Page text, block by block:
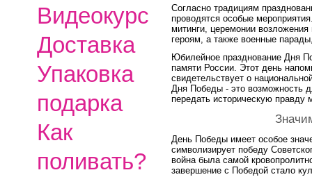
Видеокурс
Доставка
Упаковка
подарка
Как
поливать?
Согласно традициям
проводятся особые
митинги, церемонии
героям, а также военные
Юбилейное празднование Дня
памяти России. Этот день
свидетельствует о
Дня Победы - это возможность
передать историческую
День Победы имеет особое
символизирует победу
война была самой
завершение с Победой стало